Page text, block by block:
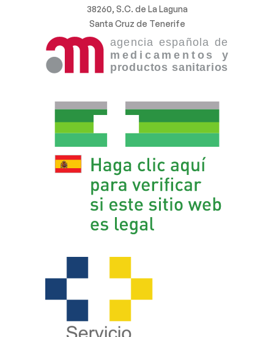
38260, S.C. de La Laguna
Santa Cruz de Tenerife